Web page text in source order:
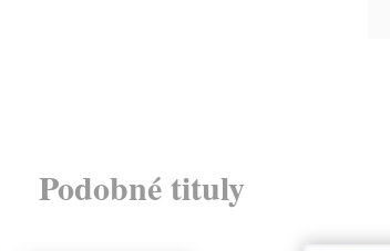
Podobné tituly